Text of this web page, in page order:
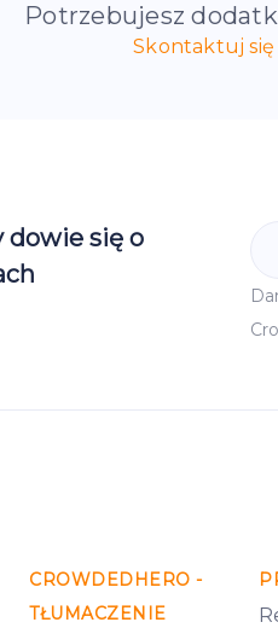
Potrzebujesz
Skontaktuj się
dowie się o
CROWDEDHERO -
TŁUMACZENIE